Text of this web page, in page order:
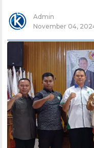
Admin
November 04,